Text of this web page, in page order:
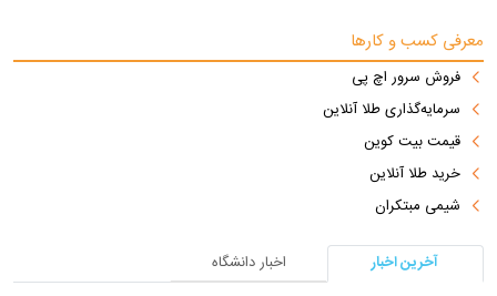
معرفی کسب و کارها
فروش سرور اچ پی
سرمایه‌گذاری طلا آنلاین
قیمت بیت کوین
خرید طلا آنلاین
شیمی مبتکران
آخرین اخبار
اخبار دانشگاه